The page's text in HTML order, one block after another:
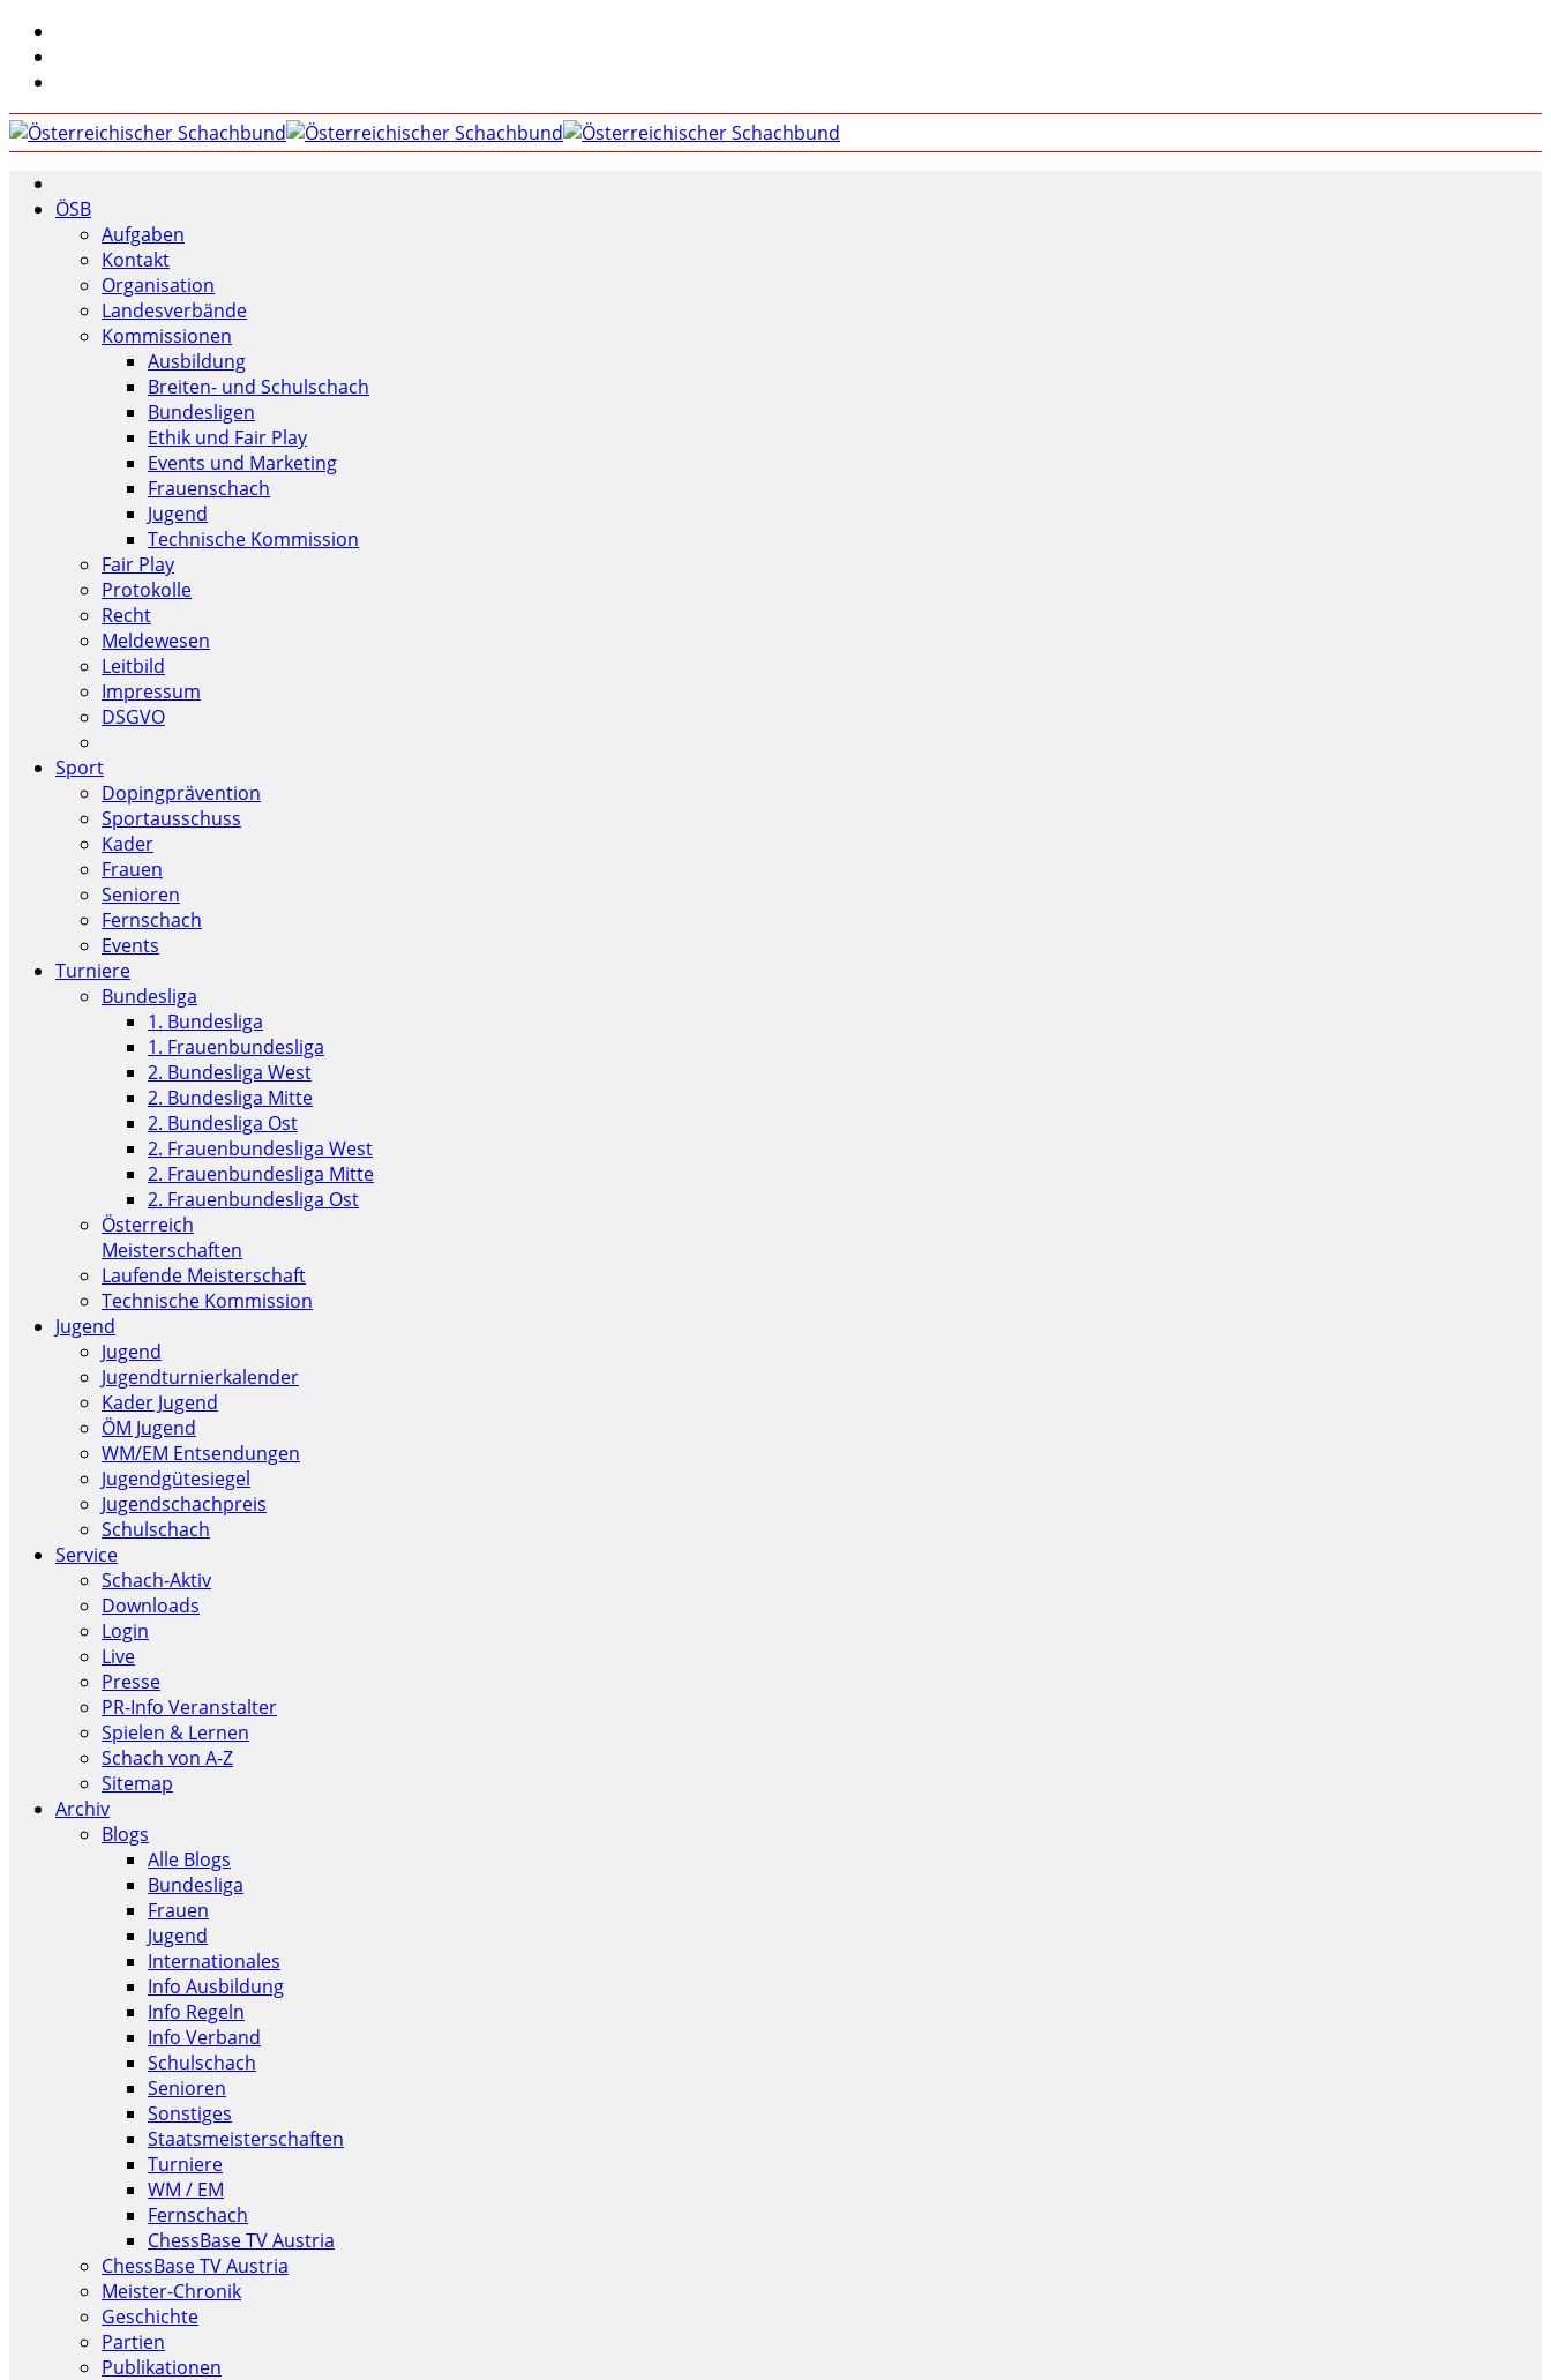
ÖSB
Aufgaben
Kontakt
Organisation
Landesverbände
Kommissionen
Ausbildung
Breiten- und Schulschach
Bundesligen
Ethik und Fair Play
Events und Marketing
Frauenschach
Jugend
Technische Kommission
Fair Play
Protokolle
Recht
Meldewesen
Leitbild
Impressum
DSGVO
Sport
Dopingprävention
Sportausschuss
Kader
Frauen
Senioren
Fernschach
Events
Turniere
Bundesliga
1. Bundesliga
1. Frauenbundesliga
2. Bundesliga West
2. Bundesliga Mitte
2. Bundesliga Ost
2. Frauenbundesliga West
2. Frauenbundesliga Mitte
2. Frauenbundesliga Ost
Österreich
Meisterschaften
Laufende Meisterschaft
Technische Kommission
Jugend
Jugend
Jugendturnierkalender
Kader Jugend
ÖM Jugend
WM/EM Entsendungen
Jugendgütesiegel
Jugendschachpreis
Schulschach
Service
Schach-Aktiv
Downloads
Login
Live
Presse
PR-Info Veranstalter
Spielen & Lernen
Schach von A-Z
Sitemap
Archiv
Blogs
Alle Blogs
Bundesliga
Frauen
Jugend
Internationales
Info Ausbildung
Info Regeln
Info Verband
Schulschach
Senioren
Sonstiges
Staatsmeisterschaften
Turniere
WM / EM
Fernschach
ChessBase TV Austria
ChessBase TV Austria
Meister-Chronik
Geschichte
Partien
Publikationen